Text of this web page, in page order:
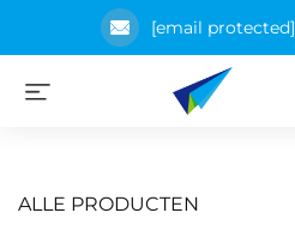
[email protected]
ALLE PRODUCTEN